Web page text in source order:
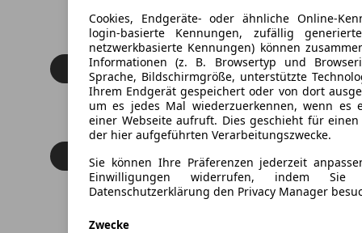
Cookies, Endgeräte- oder ähnliche Online-
login-basierte Kennungen, zufällig
netzwerkbasierte Kennungen) können
Informationen (z. B. Browsertyp und
Sprache, Bildschirmgröße, unterstützte
Ihrem Endgerät gespeichert oder von dort
um es jedes Mal wiederzuerkennen, wenn es
einer Webseite aufruft. Dies geschieht für
der hier aufgeführten Verarbeitungszwecke.
Sie können Ihre Präferenzen jederzeit
Einwilligungen widerrufen, indem
Datenschutzerklärung den Privacy Manager
Zwecke